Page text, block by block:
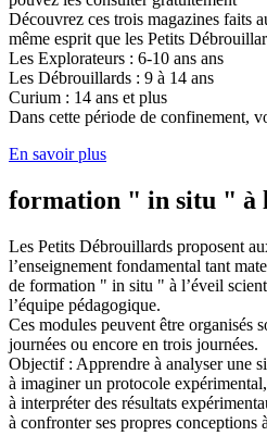
Découvrez ces trois magazines faits
même esprit que les Petits
Les Explorateurs : 6-10 ans ans
Les Débrouillards : 9 à 14 ans
Curium : 14 ans et plus
Dans cette période de confinement,
En savoir plus
formation " in situ " à
Les Petits Débrouillards proposent
l’enseignement fondamental tant
de formation " in situ " à l’éveil
l’équipe pédagogique.
Ces modules peuvent être organisés
journées ou encore en trois journées.
Objectif : Apprendre à analyser une
à imaginer un protocole expérimental,
à interpréter des résultats
à confronter ses propres conceptions